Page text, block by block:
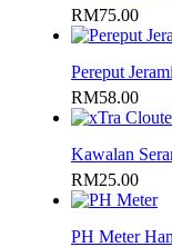
RM75.00
Pereput
RM58.00
Kawalan
RM25.00
PH Meter